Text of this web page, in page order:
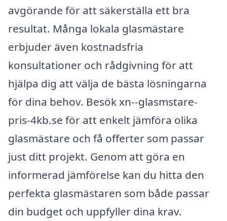
avgörande för att säkerställa ett bra
resultat. Många lokala glasmästare
erbjuder även kostnadsfria
konsultationer och rådgivning för att
hjälpa dig att välja de bästa lösningarna
för dina behov. Besök xn--glasmstare-
pris-4kb.se för att enkelt jämföra olika
glasmästare och få offerter som passar
just ditt projekt. Genom att göra en
informerad jämförelse kan du hitta den
perfekta glasmästaren som både passar
din budget och uppfyller dina krav.